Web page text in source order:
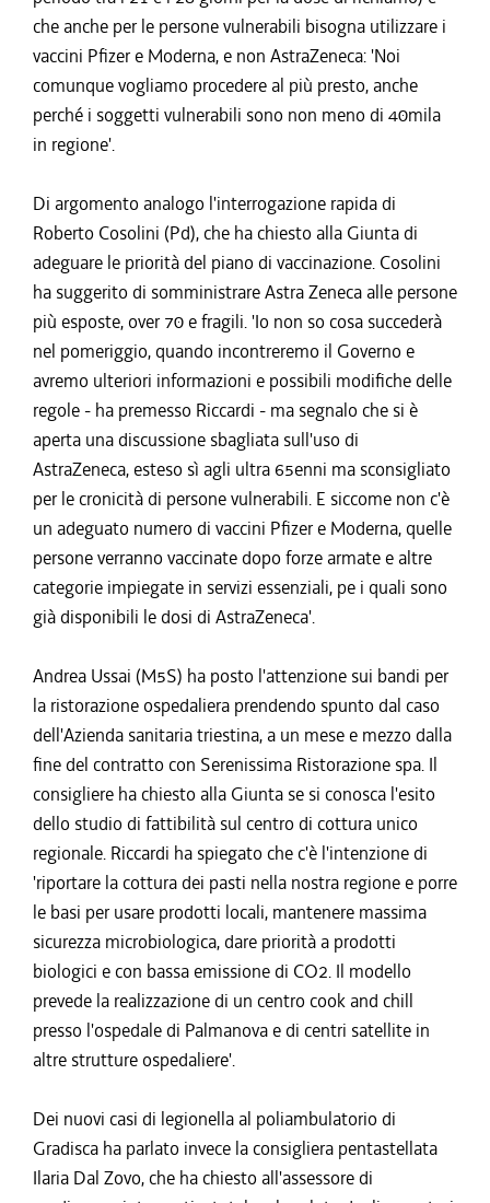
che anche per le persone vulnerabili bisogna utilizzare i
vaccini Pfizer e Moderna, e non AstraZeneca: 'Noi
comunque vogliamo procedere al più presto, anche
perché i soggetti vulnerabili sono non meno di 40mila
in regione'.
Di argomento analogo l'interrogazione rapida di
Roberto Cosolini (Pd), che ha chiesto alla Giunta di
adeguare le priorità del piano di vaccinazione. Cosolini
ha suggerito di somministrare Astra Zeneca alle persone
più esposte, over 70 e fragili. 'Io non so cosa succederà
nel pomeriggio, quando incontreremo il Governo e
avremo ulteriori informazioni e possibili modifiche delle
regole - ha premesso Riccardi - ma segnalo che si è
aperta una discussione sbagliata sull'uso di
AstraZeneca, esteso sì agli ultra 65enni ma sconsigliato
per le cronicità di persone vulnerabili. E siccome non c'è
un adeguato numero di vaccini Pfizer e Moderna, quelle
persone verranno vaccinate dopo forze armate e altre
categorie impiegate in servizi essenziali, pe i quali sono
già disponibili le dosi di AstraZeneca'.
Andrea Ussai (M5S) ha posto l'attenzione sui bandi per
la ristorazione ospedaliera prendendo spunto dal caso
dell'Azienda sanitaria triestina, a un mese e mezzo dalla
fine del contratto con Serenissima Ristorazione spa. Il
consigliere ha chiesto alla Giunta se si conosca l'esito
dello studio di fattibilità sul centro di cottura unico
regionale. Riccardi ha spiegato che c'è l'intenzione di
'riportare la cottura dei pasti nella nostra regione e porre
le basi per usare prodotti locali, mantenere massima
sicurezza microbiologica, dare priorità a prodotti
biologici e con bassa emissione di CO2. Il modello
prevede la realizzazione di un centro cook and chill
presso l'ospedale di Palmanova e di centri satellite in
altre strutture ospedaliere'.
Dei nuovi casi di legionella al poliambulatorio di
Gradisca ha parlato invece la consigliera pentastellata
Ilaria Dal Zovo, che ha chiesto all'assessore di